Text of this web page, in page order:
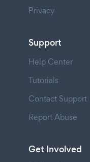
Privacy
Support
Help Center
Tutorials
Contact Support
Report Abuse
Get Involved